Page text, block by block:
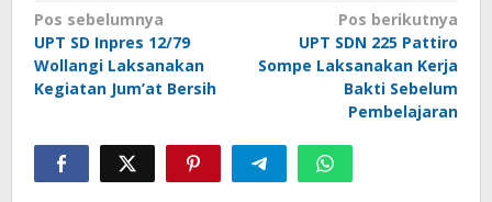
Navigasi
pos
Pos sebelumnya
UPT SD Inpres 12/79
Wollangi Laksanakan
Kegiatan Jum’at Bersih
Pos berikutnya
UPT SDN 225 Pattiro
Sompe Laksanakan Kerja
Bakti Sebelum
Pembelajaran